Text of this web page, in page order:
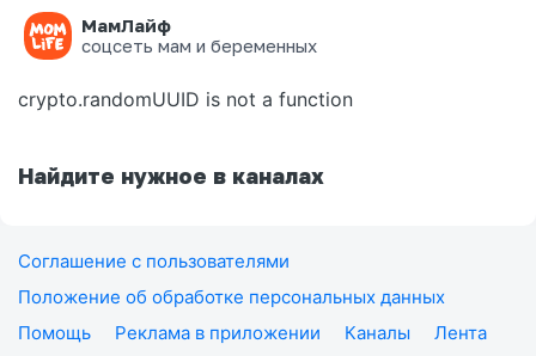
МамЛайф
соцсеть мам и беременных
Ошибка на странице
crypto.randomUUID is not a function
Найдите нужное в каналах
Соглашение с пользователями
Положение об обработке персональных данных
Помощь
Реклама в приложении Каналы
Лента